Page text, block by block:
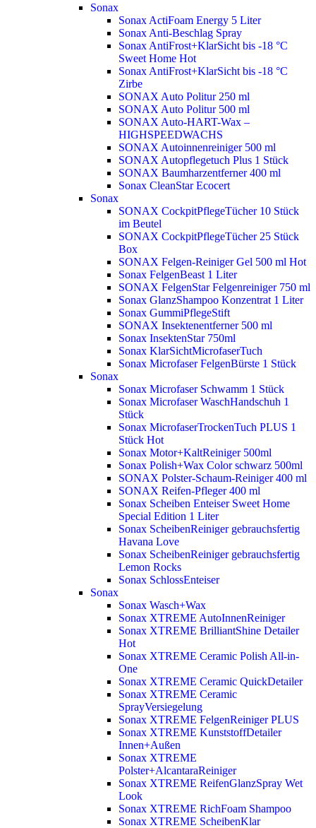
Sonax
Sonax ActiFoam Energy 5 Liter
Sonax Anti-Beschlag Spray
Sonax AntiFrost+KlarSicht bis -18 °C
Sweet Home Hot
Sonax AntiFrost+KlarSicht bis -18 °C
Zirbe
SONAX Auto Politur 250 ml
SONAX Auto Politur 500 ml
SONAX Auto-HART-Wax –
HIGHSPEEDWACHS
SONAX Autoinnenreiniger 500 ml
SONAX Autopflegetuch Plus 1 Stück
SONAX Baumharzentferner 400 ml
Sonax CleanStar Ecocert
Sonax
SONAX CockpitPflegeTücher 10 Stück
im Beutel
SONAX CockpitPflegeTücher 25 Stück
Box
SONAX Felgen-Reiniger Gel 500 ml Hot
Sonax FelgenBeast 1 Liter
SONAX FelgenStar Felgenreiniger 750 ml
Sonax GlanzShampoo Konzentrat 1 Liter
Sonax GummiPflegeStift
SONAX Insektenentferner 500 ml
Sonax InsektenStar 750ml
Sonax KlarSichtMicrofaserTuch
Sonax Microfaser FelgenBürste 1 Stück
Sonax
Sonax Microfaser Schwamm 1 Stück
Sonax Microfaser WaschHandschuh 1
Stück
Sonax MicrofaserTrockenTuch PLUS 1
Stück Hot
Sonax Motor+KaltReiniger 500ml
Sonax Polish+Wax Color schwarz 500ml
SONAX Polster-Schaum-Reiniger 400 ml
SONAX Reifen-Pfleger 400 ml
Sonax Scheiben Enteiser Sweet Home
Special Edition 1 Liter
Sonax ScheibenReiniger gebrauchsfertig
Havana Love
Sonax ScheibenReiniger gebrauchsfertig
Lemon Rocks
Sonax SchlossEnteiser
Sonax
Sonax Wasch+Wax
Sonax XTREME AutoInnenReiniger
Sonax XTREME BrilliantShine Detailer
Hot
Sonax XTREME Ceramic Polish All-in-
One
Sonax XTREME Ceramic QuickDetailer
Sonax XTREME Ceramic
SprayVersiegelung
Sonax XTREME FelgenReiniger PLUS
Sonax XTREME KunststoffDetailer
Innen+Außen
Sonax XTREME
Polster+AlcantaraReiniger
Sonax XTREME ReifenGlanzSpray Wet
Look
Sonax XTREME RichFoam Shampoo
Sonax XTREME ScheibenKlar